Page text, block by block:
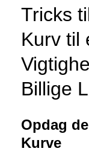
Tricks
Kurv til
Billige
Opdag
Kurve